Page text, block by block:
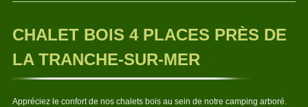
CHALET BOIS 4 PLACES PRÈS DE
LA TRANCHE-SUR-MER
Appréciez le confort de nos chalets bois au sein de notre camping arboré.